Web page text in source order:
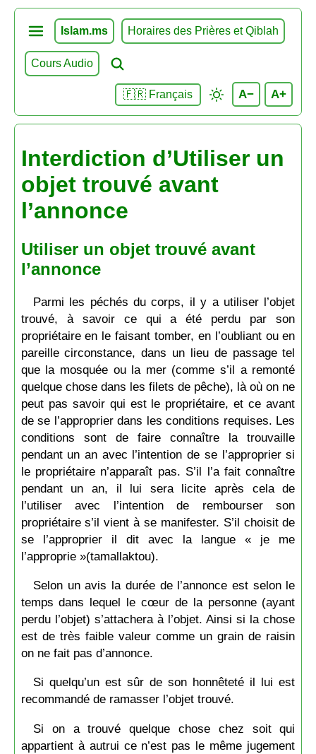
Islam.ms Horaires des Prières et Qiblah
Cours Audio
🇫🇷 Français A− A+
Interdiction d’Utiliser un
objet trouvé avant
l’annonce
Utiliser un objet trouvé avant
l’annonce
Parmi les péchés du corps, il y a utiliser l’objet
trouvé, à savoir ce qui a été perdu par son
propriétaire en le faisant tomber, en l’oubliant ou en
pareille circonstance, dans un lieu de passage tel
que la mosquée ou la mer (comme s’il a remonté
quelque chose dans les filets de pêche), là où on ne
peut pas savoir qui est le propriétaire, et ce avant
de se l’approprier dans les conditions requises. Les
conditions sont de faire connaître la trouvaille
pendant un an avec l’intention de se l’approprier si
le propriétaire n’apparaît pas. S’il l’a fait connaître
pendant un an, il lui sera licite après cela de
l’utiliser avec l’intention de rembourser son
propriétaire s’il vient à se manifester. S’il choisit de
se l’approprier il dit avec la langue « je me
l’approprie »(tamallaktou).
Selon un avis la durée de l’annonce est selon le
temps dans lequel le cœur de la personne (ayant
perdu l’objet) s’attachera à l’objet. Ainsi si la chose
est de très faible valeur comme un grain de raisin
on ne fait pas d’annonce.
Si quelqu’un est sûr de son honnêteté il lui est
recommandé de ramasser l’objet trouvé.
Si on a trouvé quelque chose chez soit qui
appartient à autrui ce n’est pas le même jugement